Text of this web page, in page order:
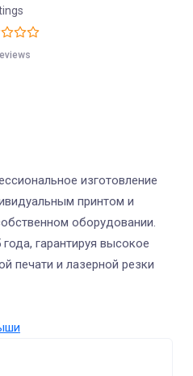
изготовление
принтом и
оборудовании.
гарантируя высокое
печати и лазерной резки